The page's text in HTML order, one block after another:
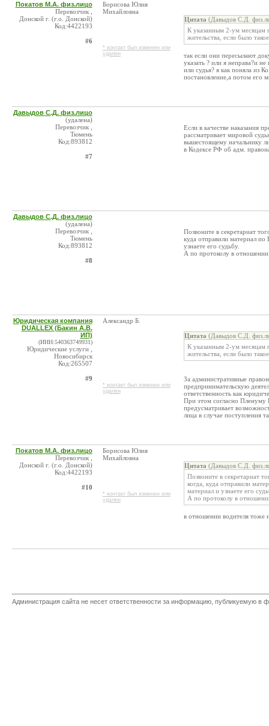
Покатов М.А. физ.лицо
Перевозчик ,
Донской г. (г.о. Донской)
Код:4422193
#6
Борисова Юлия
Михайловна
* контакт был изменен или
удален
Цитата (Давыдов С.Д.
К указанным 2-ум месяцам
жительства, если было
так если они пересылают
указать ? или я неправа?и
или судья? я как поняла из
постановление,а потом его
Давыдов С.Д. физ.лицо
(удалена)
Перевозчик ,
Тюмень
Код:893812
#7
Если в качестве наказания
рассматривает мировой
вышестоящему начальнику
в Кодексе РФ об адм.
Давыдов С.Д. физ.лицо
(удалена)
Перевозчик ,
Тюмень
Код:893812
#8
Позвоните в секретариат
куда отправили материал
узнаете его судьбу.
А по протоколу в отношении
Юридическая компания
DUALLEX (Бакин А.В.
ИП)
(ИНН:540363749931)
Юридические услуги ,
Новосибирск
Код:265507
#9
Александр Б.
* контакт был изменен или
удален
Цитата (Давыдов С.Д.
К указанным 2-ум месяцам
жительства, если было
За административные
предпринимательскую
ответственность как
При этом согласно
предусматривает
лица в случае поступления
Покатов М.А. физ.лицо
Перевозчик ,
Донской г. (г.о. Донской)
Код:4422193
#10
Борисова Юлия
Михайловна
* контакт был изменен или
удален
Цитата (Давыдов С.Д.
Позвоните в секретариат
когда, куда отправили
материал и узнаете его
А по протоколу в
в отношении водителя тоже
Администрация сайта не несет ответственности за информацию, публикуемую